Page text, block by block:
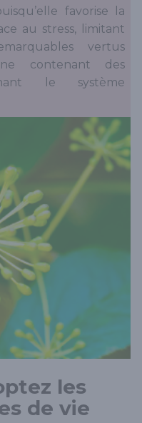
favorise la
au stress, limitant
vertus
contenant des
le système
les
de vie